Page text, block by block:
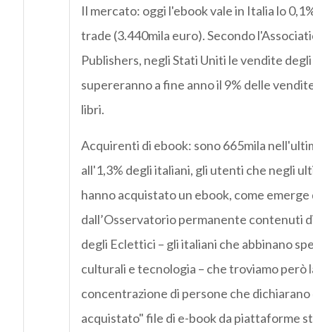
Il mercato: oggi l'ebook vale in Italia lo
trade (3.440mila euro). Secondo
Publishers, negli Stati Uniti le vendite
supereranno a fine anno il 9% delle
libri.
Acquirenti di ebook: sono 665mila
all'1,3% degli italiani, gli utenti che negli
hanno acquistato un ebook, come
dall’Osservatorio permanente contenuti
degli Eclettici – gli italiani che abbinano
culturali e tecnologia – che troviamo però
concentrazione di persone che dichiarano
acquistato" file di e-book da piattaforme